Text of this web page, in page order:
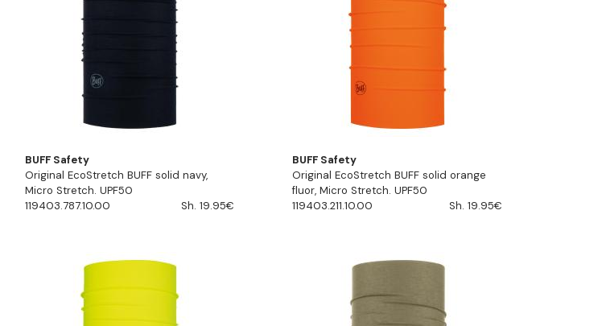
BUFF Safety
Original EcoStretch BUFF solid navy,
Micro Stretch. UPF50
119403.787.10.00
Sh. 19.95€
BUFF Safety
Original EcoStretch BUFF solid orange
fluor, Micro Stretch. UPF50
119403.211.10.00
Sh. 19.95€